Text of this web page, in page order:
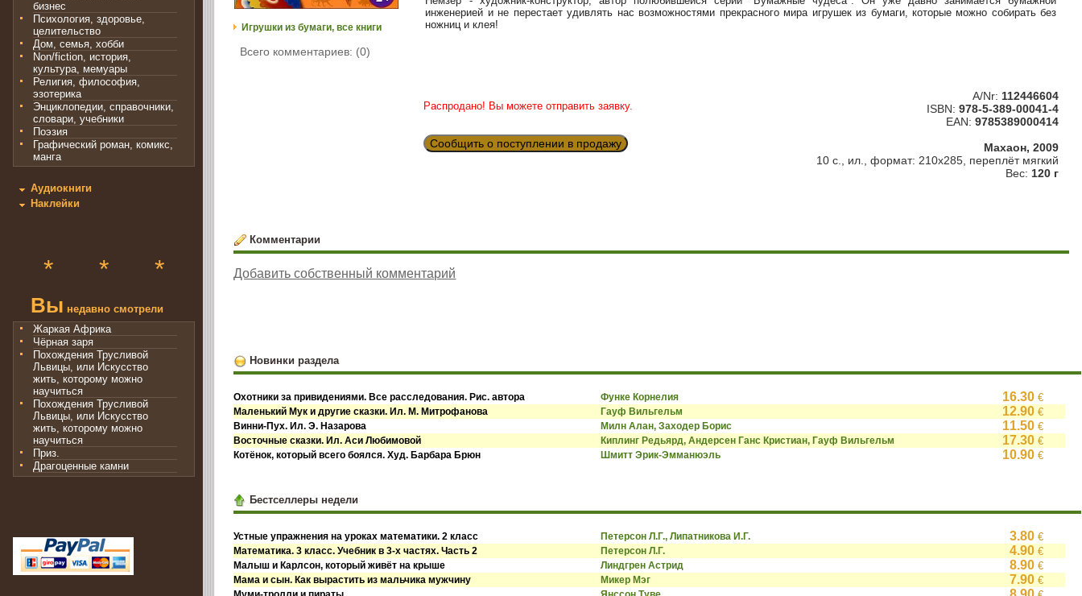
бизнес
Психология, здоровье,
целительство
Дом, семья, хобби
Non/fiction, история,
культура, мемуары
Религия, философия,
эзотерика
Энциклопедии, справочники,
словари, учебники
Поэзия
Графический роман, комикс,
манга
Аудиокниги
Наклейки
* * *
Вы недавно смотрели
Жаркая Африка
Чёрная заря
Похождения Трусливой
Львицы, или Искусство
жить, которому можно
научиться
Похождения Трусливой
Львицы, или Искусство
жить, которому можно
научиться
Приз.
Драгоценные камни
Игрушки из бумаги, все книги
Всего комментариев: (0)
инженерией и не перестает удивлять нас возможностями прекрасного мира игрушек из бумаги, которые можно собирать без
ножниц и клея!
Распродано! Вы можете отправить заявку.
Сообщить о поступлении в продажу
A/Nr: 112446604
ISBN: 978-5-389-00041-4
EAN: 9785389000414
Махаон, 2009
10 с., ил., формат: 210х285, переплёт мягкий
Вес: 120 г
Комментарии
Добавить собственный комментарий
Новинки раздела
Охотники за привидениями. Все расследования. Рис. автора Функе Корнелия 16.30 €
Маленький Мук и другие сказки. Ил. М. Митрофанова Гауф Вильгельм 12.90 €
Винни-Пух. Ил. Э. Назарова Милн Алан, Заходер Борис 11.50 €
Восточные сказки. Ил. Аси Любимовой Киплинг Редьярд, Андерсен Ганс Кристиан, Гауф Вильгельм 17.30 €
Котёнок, который всего боялся. Худ. Барбара Брюн Шмитт Эрик-Эмманюэль 10.90 €
Бестселлеры недели
Устные упражнения на уроках математики. 2 класс Петерсон Л.Г., Липатникова И.Г. 3.80 €
Математика. 3 класс. Учебник в 3-х частях. Часть 2 Петерсон Л.Г. 4.90 €
Малыш и Карлсон, который живёт на крыше Линдгрен Астрид 8.90 €
Мама и сын. Как вырастить из мальчика мужчину Микер Мэг 7.90 €